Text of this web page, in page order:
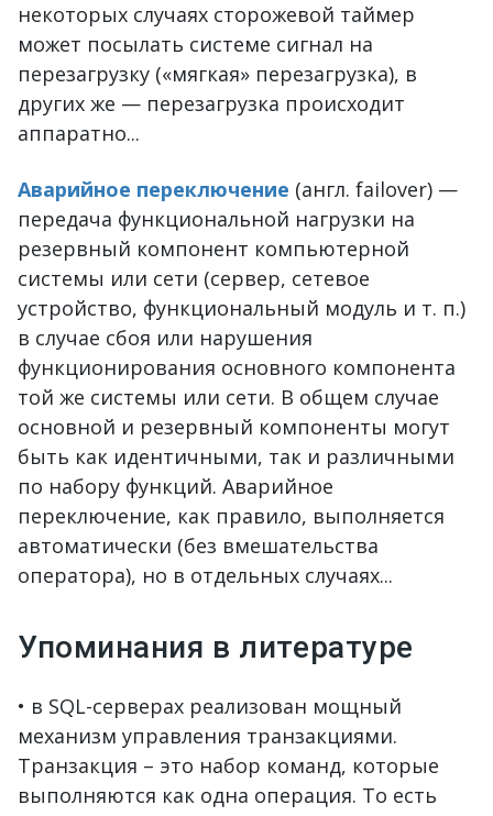
некоторых случаях сторожевой таймер
может посылать системе сигнал на
перезагрузку («мягкая» перезагрузка), в
других же — перезагрузка происходит
аппаратно...
Аварийное переключение (англ. failover) —
передача функциональной нагрузки на
резервный компонент компьютерной
системы или сети (сервер, сетевое
устройство, функциональный модуль и т. п.)
в случае сбоя или нарушения
функционирования основного компонента
той же системы или сети. В общем случае
основной и резервный компоненты могут
быть как идентичными, так и различными
по набору функций. Аварийное
переключение, как правило, выполняется
автоматически (без вмешательства
оператора), но в отдельных случаях...
Упоминания в литературе
• в SQL-серверах реализован мощный
механизм управления транзакциями.
Транзакция – это набор команд, которые
выполняются как одна операция. То есть